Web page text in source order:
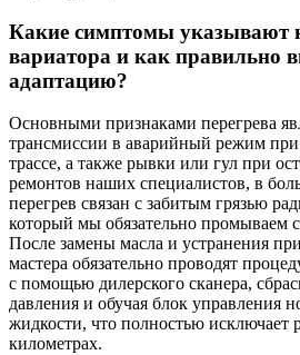
Какие симптомы указывают
вариатора и как правильно
адаптацию?
Основными признаками перегрева
трансмиссии в аварийный режим при
трассе, а также рывки или гул при
ремонтов наших специалистов, в
перегрев связан с забитым грязью
который мы обязательно промываем
После замены масла и устранения
мастера обязательно проводят
с помощью дилерского сканера,
давления и обучая блок управления
жидкости, что полностью исключает
километрах.